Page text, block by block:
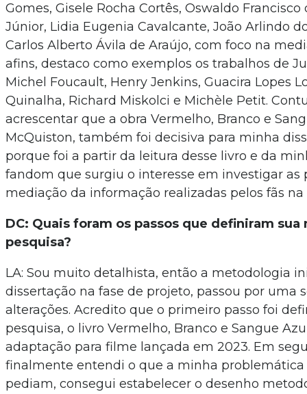
Gomes, Gisele Rocha Cortês, Oswaldo
Júnior, Lidia Eugenia Cavalcante, João Arlindo
Carlos Alberto Ávila de Araújo, com foco na
afins, destaco como exemplos os trabalhos de
Michel Foucault, Henry Jenkins, Guacira Lopes
Quinalha, Richard Miskolci e Michèle Petit.
acrescentar que a obra Vermelho, Branco e
McQuiston, também foi decisiva para minha
porque foi a partir da leitura desse livro e da
fandom que surgiu o interesse em investigar as
mediação da informação realizadas pelos fãs
DC: Quais foram os passos que definiram
pesquisa?
LA: Sou muito detalhista, então a metodologia
dissertação na fase de projeto, passou por uma
alterações. Acredito que o primeiro passo foi
pesquisa, o livro Vermelho, Branco e Sangue
adaptação para filme lançada em 2023. Em
finalmente entendi o que a minha problemática
pediam, consegui estabelecer o desenho